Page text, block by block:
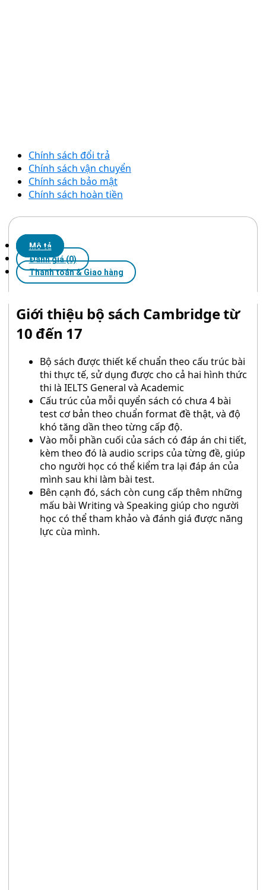
Chính sách đổi trả
Chính sách vận chuyển
Chính sách bảo mật
Chính sách hoàn tiền
Mô tả
Đánh giá (0)
Thanh toán & Giao hàng
Giới thiệu bộ sách Cambridge từ
10 đến 17
Bộ sách được thiết kế chuẩn theo cấu trúc bài
thi thực tế, sử dụng được cho cả hai hình thức
thi là IELTS General và Academic
Cấu trúc của mỗi quyển sách có chưa 4 bài
test cơ bản theo chuẩn format đề thật, và độ
khó tăng dần theo từng cấp độ.
Vào mỗi phần cuối của sách có đáp án chi tiết,
kèm theo đó là audio scrips của từng đề, giúp
cho người học có thể kiểm tra lại đáp án của
mình sau khi làm bài test.
Bên cạnh đó, sách còn cung cấp thêm những
mấu bài Writing và Speaking giúp cho người
học có thể tham khảo và đánh giá được năng
lực cùa mình.